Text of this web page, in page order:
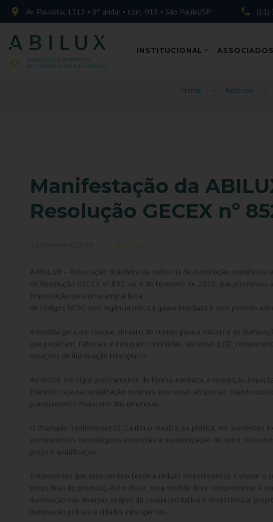
Av. Paulista, 1313 • 9º andar • conj. 913 • São Paulo/SP (11)
INSTITUCIONAL ASSOCIADOS
Home Notícias
Manifestação da
Resolução GECEX nº
Notícias
A ABILUX – Associação Brasileira da Indústria de Iluminação
da Resolução GECEX nº 852, de 4 de fevereiro de 2026, que
Importação para uma ampla lista
de códigos NCM, com vigência prática quase imediata e sem período
A medida gera um choque abrupto de custos para a indústria de
que projetam, fabricam e integram luminárias, sistemas LED,
soluções de iluminação inteligente.
Ao entrar em vigor praticamente de forma imediata, a resolução
trânsito, cuja nacionalização ocorrerá sob novas alíquotas, criando
planejamento financeiro das empresas.
O chamado “realinhamento” tarifário resulta, na prática, em aumentos
componentes tecnológicos essenciais à modernização do setor,
preço e qualificação.
Entendemos que esse cenário tende a reduzir investimentos e elevar
preço final do produto). Além disso, essa medida deve comprometer a
iluminação nas diversas etapas da cadeia produtiva e desestimular
iluminação pública e cidades inteligentes.